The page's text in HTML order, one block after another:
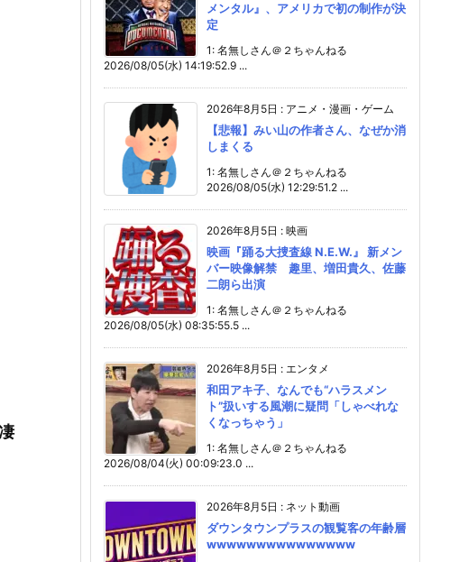
メンタル』、アメリカで初の制作が決
定
1: 名無しさん＠２ちゃんねる
2026/08/05(水) 14:19:52.9 ...
2026年8月5日 : アニメ・漫画・ゲーム
【悲報】みい山の作者さん、なぜか消
しまくる
1: 名無しさん＠２ちゃんねる
2026/08/05(水) 12:29:51.2 ...
2026年8月5日 : 映画
映画『踊る大捜査線 N.E.W.』 新メン
バー映像解禁 趣里、増田貴久、佐藤
二朗ら出演
1: 名無しさん＠２ちゃんねる
2026/08/05(水) 08:35:55.5 ...
2026年8月5日 : エンタメ
和田アキ子、なんでも“ハラスメン
ト”扱いする風潮に疑問「しゃべれな
くなっちゃう」
1: 名無しさん＠２ちゃんねる
2026/08/04(火) 00:09:23.0 ...
2026年8月5日 : ネット動画
ダウンタウンプラスの観覧客の年齢層
wwwwwwwwwwwwwww